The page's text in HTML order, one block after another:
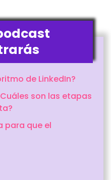
de LinkedIn?
son las etapas
para que el